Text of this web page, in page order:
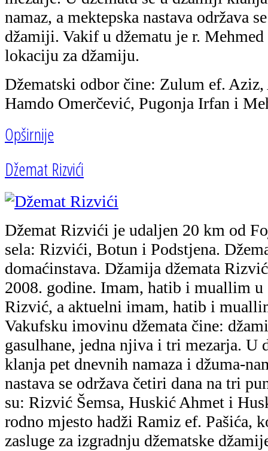
namaz, a mektepska nastava održava
džamiji. Vakif u džematu je r.
lokaciju za džamiju.
Džematski odbor čine: Zulum ef.
Hamdo Omerčević, Pugonja Irfan i
Opširnije
Džemat Rizvići
Džemat Rizvići je udaljen 20 km od
sela: Rizvići, Botun i Podstjena.
domaćinstava. Džamija džemata
2008. godine. Imam, hatib i muallim
Rizvić, a aktuelni imam, hatib i
Vakufsku imovinu džemata čine:
gasulhane, jedna njiva i tri mezarja. U
klanja pet dnevnih namaza i džuma-
nastava se održava četiri dana na tri
su: Rizvić Šemsa, Huskić Ahmet i
rodno mjesto hadži Ramiz ef. Pašića,
zasluge za izgradnju džematske